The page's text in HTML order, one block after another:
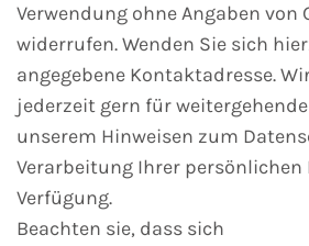
Verwendung ohne Angaben von
widerrufen. Wenden Sie sich
angegebene Kontaktadresse.
jederzeit gern für
unserem Hinweisen zum
Verarbeitung Ihrer persönlichen
Verfügung.
Beachten sie, dass sich